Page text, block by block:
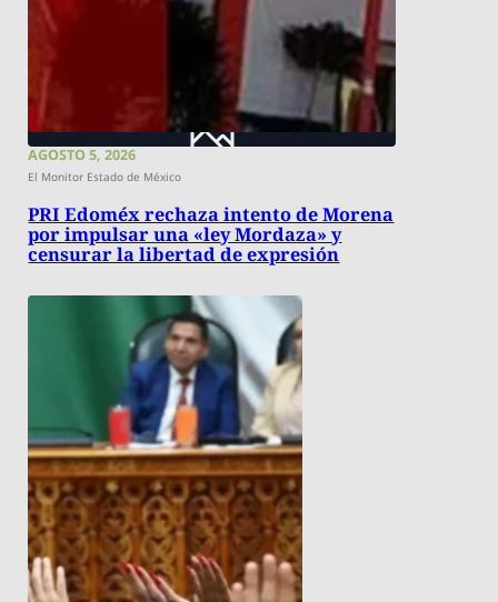
AGOSTO 5, 2026
El Monitor Estado de México
PRI Edoméx rechaza intento de Morena
por impulsar una «ley Mordaza» y
censurar la libertad de expresión